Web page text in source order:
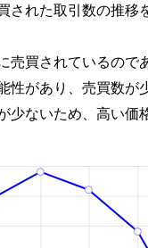
された取引数の推移
売買されているので
性があり、売買数が
少ないため、高い価